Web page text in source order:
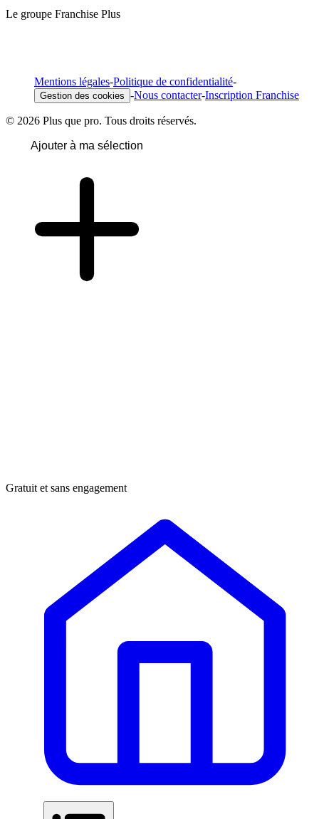
Le groupe Franchise Plus
Mentions légales-Politique de confidentialité-
Gestion des cookies -Nous contacter-Inscription Franchise
© 2026 Plus que pro. Tous droits réservés.
Ajouter à ma sélection
Gratuit et sans engagement